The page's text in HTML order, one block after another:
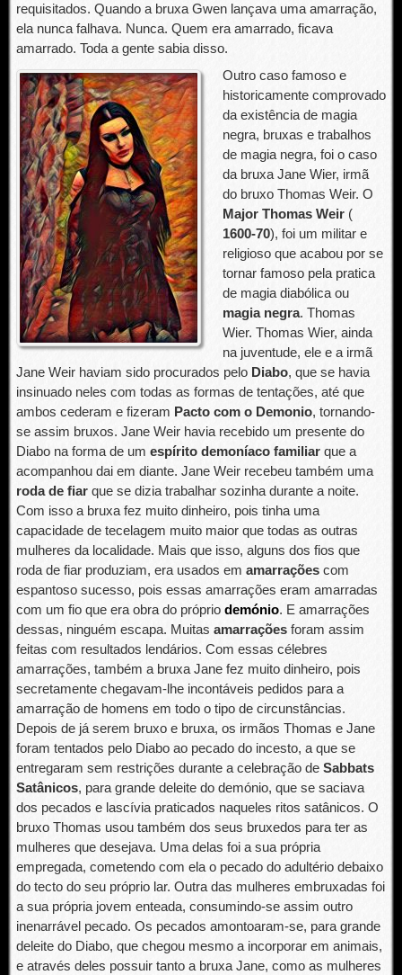
requisitados. Quando a bruxa Gwen lançava uma amarração,
ela nunca falhava. Nunca. Quem era amarrado, ficava
amarrado. Toda a gente sabia disso.
Outro caso famoso e
historicamente comprovado
da existência de magia
negra, bruxas e trabalhos
de magia negra, foi o caso
da bruxa Jane Wier, irmã
do bruxo Thomas Weir. O
Major Thomas Weir (
1600-70), foi um militar e
religioso que acabou por se
tornar famoso pela pratica
de magia diabólica ou
magia negra. Thomas
Wier. Thomas Wier, ainda
na juventude, ele e a irmã
Jane Weir haviam sido procurados pelo Diabo, que se havia
insinuado neles com todas as formas de tentações, até que
ambos cederam e fizeram Pacto com o Demonio, tornando-
se assim bruxos. Jane Weir havia recebido um presente do
Diabo na forma de um espírito demoníaco familiarque a
acompanhou dai em diante. Jane Weir recebeu também uma
roda de fiarque se dizia trabalhar sozinha durante a noite.
Com isso a bruxa fez muito dinheiro, pois tinha uma
capacidade de tecelagem muito maior que todas as outras
mulheres da localidade. Mais que isso, alguns dos fios que
roda de fiar produziam, era usados em amarraçõescom
espantoso sucesso, pois essas amarrações eram amarradas
com um fio que era obra do próprio demónio. E amarrações
dessas, ninguém escapa. Muitas amarraçõesforam assim
feitas com resultados lendários. Com essas célebres
amarrações, também a bruxa Jane fez muito dinheiro, pois
secretamente chegavam-lhe incontáveis pedidos para a
amarração de homens em todo o tipo de circunstâncias.
Depois de já serem bruxo e bruxa, os irmãos Thomas e Jane
foram tentados pelo Diabo ao pecado do incesto, a que se
entregaram sem restrições durante a celebração de Sabbats
Satânicos, para grande deleite do demónio, que se saciava
dos pecados e lascívia praticados naqueles ritos satânicos. O
bruxo Thomas usou também dos seus bruxedos para ter as
mulheres que desejava. Uma delas foi a sua própria
empregada, cometendo com ela o pecado do adultério debaixo
do tecto do seu próprio lar. Outra das mulheres embruxadas foi
a sua própria jovem enteada, consumindo-se assim outro
inenarrável pecado. Os pecados amontoaram-se, para grande
deleite do Diabo, que chegou mesmo a incorporar em animais,
e através deles possuir tanto a bruxa Jane, como as mulheres